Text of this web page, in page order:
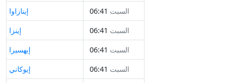
إينازاوا
السبت 06:41
إينزا
السبت 06:41
إيهسيرا
السبت 06:41
إيوكاني
السبت 06:41